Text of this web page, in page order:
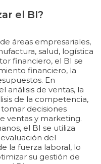
el BI?
áreas empresariales,
salud, logística
financiero, el BI se
financiero, la
En
análisis de ventas, la
de la competencia,
decisiones
ventas y marketing.
el BI se utiliza
del
la fuerza laboral, lo
su gestión de